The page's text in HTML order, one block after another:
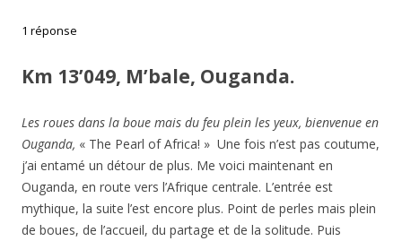
1 réponse
Km 13’049, M’bale, Ouganda.
Les roues dans la boue mais du feu plein les yeux, bienvenue en
Ouganda, « The Pearl of Africa! » Une fois n’est pas coutume,
j’ai entamé un détour de plus. Me voici maintenant en
Ouganda, en route vers l’Afrique centrale. L’entrée est
mythique, la suite l’est encore plus. Point de perles mais plein
de boues, de l’accueil, du partage et de la solitude. Puis